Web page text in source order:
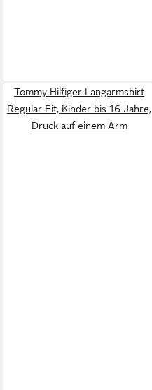
Tommy Hilfiger Langarmshirt
Regular Fit, Kinder bis 16 Jahre,
Druck auf einem Arm